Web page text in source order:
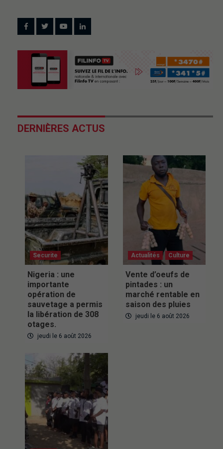
DERNIÈRES ACTUS
Securite
Nigeria : une
importante
opération de
sauvetage a permis
la libération de 308
otages.
jeudi le 6 août 2026
Actualités Culture
Vente d’oeufs de
pintades : un
marché rentable en
saison des pluies
jeudi le 6 août 2026